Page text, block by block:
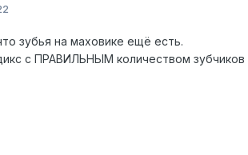
зубья на маховике ещё есть.
с ПРАВИЛЬНЫМ количеством зубчиков